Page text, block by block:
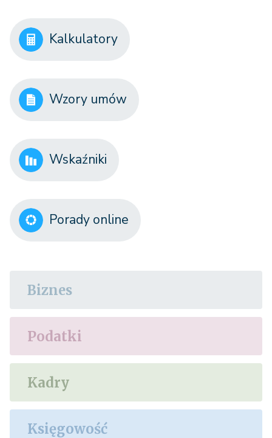
Kalkulatory
Wzory umów
Wskaźniki
Porady online
Biznes
Podatki
Kadry
Księgowość